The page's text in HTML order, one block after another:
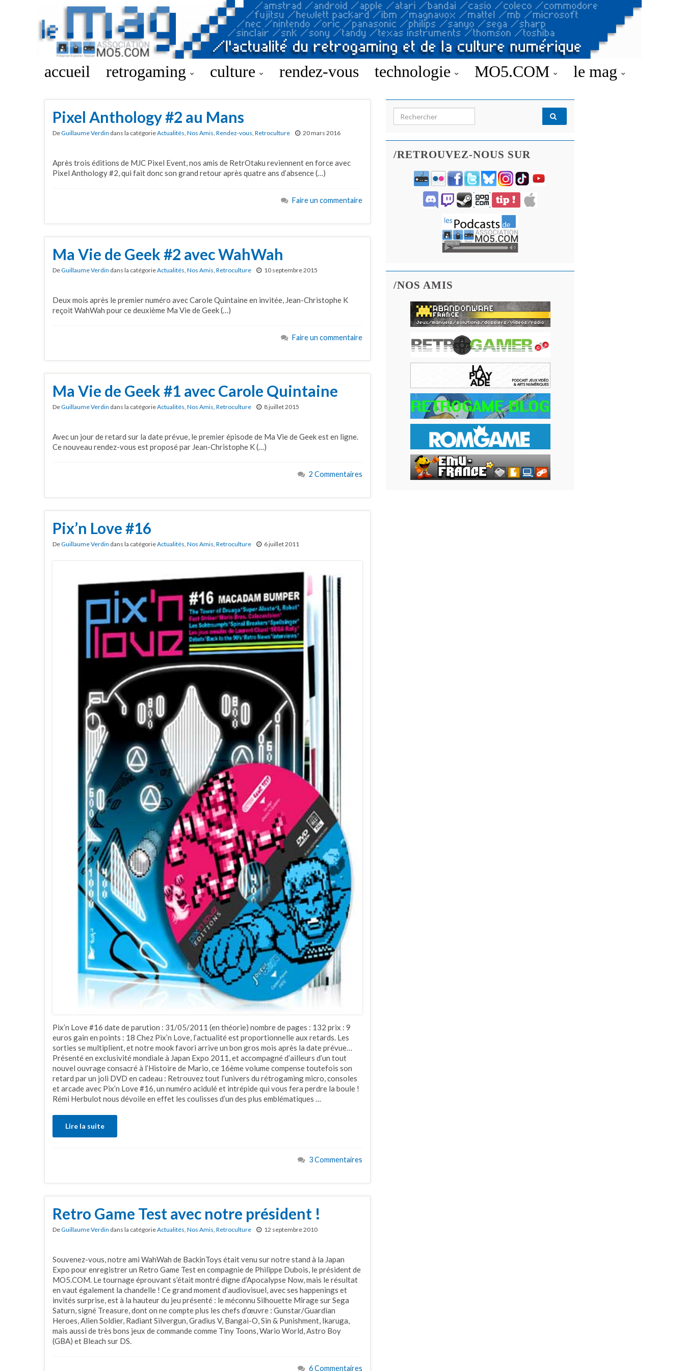
accueil retrogaming culture rendez-vous technologie MO5.COM le mag
Pixel Anthology #2 au Mans
DeGuillaume Verdin dans la catégorieActualités, Nos Amis, Rendez-vous, Retroculture 20 mars 2016
Après trois éditions de MJC Pixel Event, nos amis de RetrOtaku reviennent en force avec
Pixel Anthology #2, qui fait donc son grand retour après quatre ans d’absence (…)
Faire un commentaire
Ma Vie de Geek #2 avec WahWah
DeGuillaume Verdin dans la catégorieActualités Nos Amis Retroculture 10 septembre 2015
Deux mois après le premier numéro avec Carole Quintaine en invitée, Jean-Christophe K
reçoit WahWah pour ce deuxième Ma Vie de Geek (…)
Faire un commentaire
Ma Vie de Geek #1 avec Carole Quintaine
DeGuillaume Verdin dans la catégorieActualités, Nos Amis, Retroculture 8 juillet 2015
Avec un jour de retard sur la date prévue, le premier épisode de Ma Vie de Geek est en ligne.
Ce nouveau rendez-vous est proposé par Jean-Christophe K (…)
2 Commentaires
Pix’n Love #16
DeGuillaume Verdin dans la catégorieActualités Nos Amis Retroculture 6 juillet 2011
Pix’n Love #16 date de parution : 31/05/2011 (en théorie) nombre de pages : 132 prix : 9
euros gain en points : 18 Chez Pix’n Love, l’actualité est proportionnelle aux retards. Les
sorties se multiplient, et notre mook favori arrive un bon gros mois après la date prévue…
Présenté en exclusivité mondiale à Japan Expo 2011, et accompagné d’ailleurs d’un tout
nouvel ouvrage consacré à l’Histoire de Mario, ce 16ème volume compense toutefois son
retard par un joli DVD en cadeau : Retrouvez tout l’univers du rétrogaming micro, consoles
et arcade avec Pix’n Love #16, un numéro acidulé et intrépide qui vous fera perdre la boule !
Rémi Herbulot nous dévoile en effet les coulisses d’un des plus emblématiques …
Lire la suite
3 Commentaires
Retro Game Test avec notre président !
DeGuillaume Verdin dans la catégorieActualités, Nos Amis, Retroculture 12 septembre 2010
Souvenez-vous, notre ami WahWah de BackinToys était venu sur notre stand à la Japan
Expo pour enregistrer un Retro Game Test en compagnie de Philippe Dubois, le président de
MO5.COM. Le tournage éprouvant s’était montré digne d’Apocalypse Now, mais le résultat
en vaut également la chandelle ! Ce grand moment d’audiovisuel, avec ses happenings et
invités surprise, est à la hauteur du jeu présenté : le méconnu Silhouette Mirage sur Sega
Saturn, signé Treasure, dont on ne compte plus les chefs d’œuvre : Gunstar/Guardian
Heroes, Alien Soldier, Radiant Silvergun, Gradius V, Bangai-O, Sin & Punishment, Ikaruga,
mais aussi de très bons jeux de commande comme Tiny Toons, Wario World, Astro Boy
(GBA) et Bleach sur DS.
6 Commentaires
Search for:
/RETROUVEZ-NOUS SUR
/NOS AMIS